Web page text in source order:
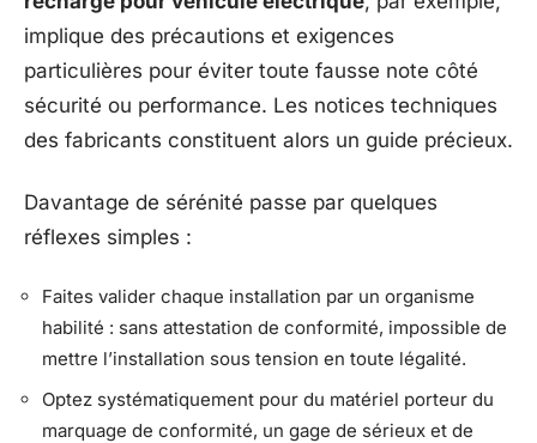
implique des précautions et exigences
particulières pour éviter toute fausse note côté
sécurité ou performance. Les notices techniques
des fabricants constituent alors un guide précieux.
Davantage de sérénité passe par quelques
réflexes simples :
Faites valider chaque installation par un organisme
habilité : sans attestation de conformité, impossible de
mettre l’installation sous tension en toute légalité.
Optez systématiquement pour du matériel porteur du
marquage de conformité, un gage de sérieux et de